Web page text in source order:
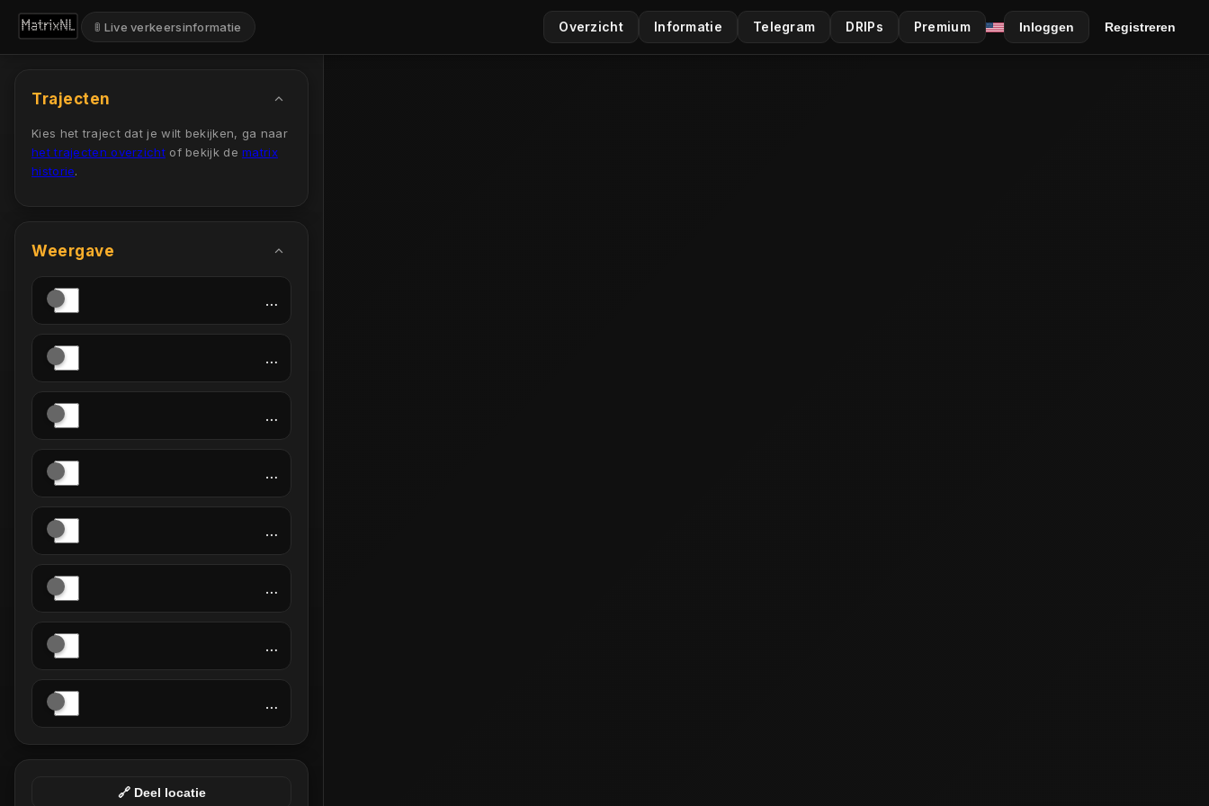
🚦 Live verkeersinformatie Overzicht Informatie Telegram DRIPs Premium Inloggen Registreren
Trajecten
Kies het traject dat je wilt bekijken, ga naar
het trajecten overzichtof bekijk dematrix
historie.
Weergave
…
…
…
…
…
…
…
…
🔗 Deel locatie